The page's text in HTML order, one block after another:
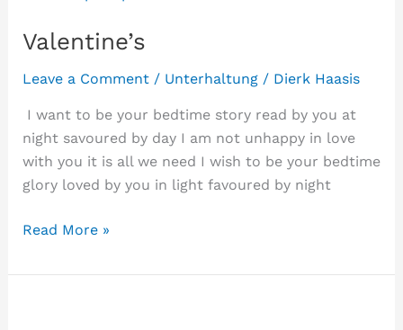
Valentine’s
Leave a Comment / Unterhaltung/ Dierk Haasis
​ I want to be your bedtime story read by you at
night savoured by day I am not unhappy in love
with you it is all we need I wish to be your bedtime
glory loved by you in light favoured by night
Valentine’s
Read More »